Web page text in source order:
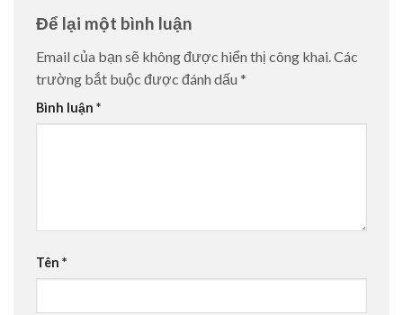
Để lại một bình luận
Email của bạn sẽ không được hiển thị công khai.Các
trường bắt buộc được đánh dấu *
Bình luận *
Tên *